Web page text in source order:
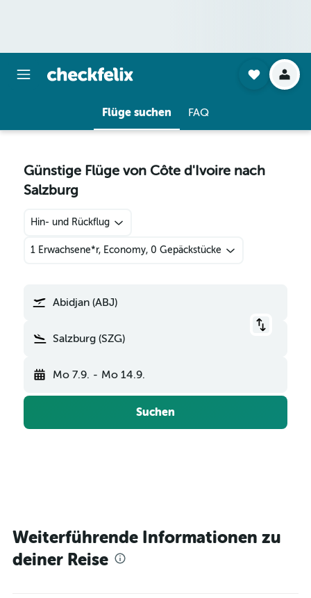
Flüge suchen FAQ
Günstige Flüge von Côte d'Ivoire nach
Salzburg
Hin- und Rückflug
1 Erwachsene*r, Economy, 0 Gepäckstücke
Abidjan (ABJ)
Salzburg (SZG)
Mo 7.9. - Mo 14.9.
Suchen
Weiterführende Informationen zu
deiner Reise